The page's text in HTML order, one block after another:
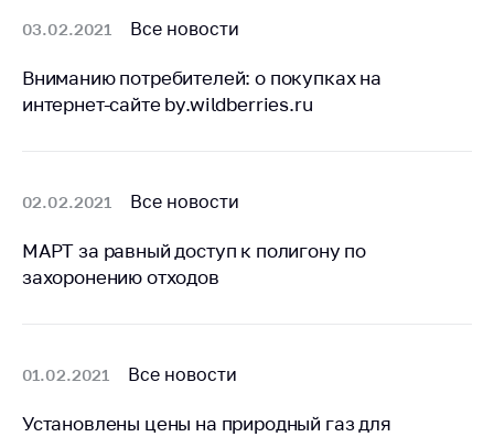
цен на лекарства и
изделия
Министра
Горячая линия
Вышестоящий
государственный
03.02.2021 Все новости
Вниманию потребителей: о покупках на
интернет-сайте by.wildberries.ru
02.02.2021 Все новости
МАРТ за равный доступ к полигону по
захоронению отходов
01.02.2021 Все новости
Установлены цены на природный газ для